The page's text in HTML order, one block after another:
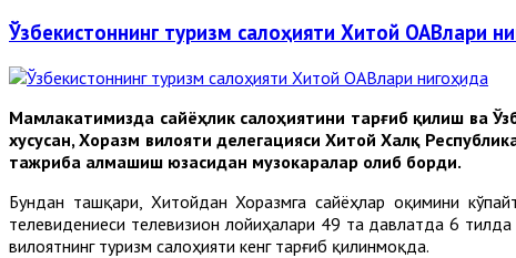
Ўзбекистоннинг туризм салоҳияти Хитой ОАВлари
Мамлакатимизда сайёҳлик салоҳиятини тарғиб қилиш ва
хусусан, Хоразм вилояти делегацияси Хитой Халқ
тажриба алмашиш юзасидан музокаралар олиб борди.
Бундан ташқари, Хитойдан Хоразмга сайёҳлар оқимини
телевидениеси телевизион лойиҳалари 49 та давлатда 6
вилоятнинг туризм салоҳияти кенг тарғиб қилинмоқда.